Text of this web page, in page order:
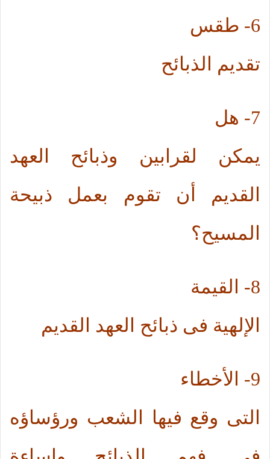
6- طقس
تقديم الذبائح
7-
هل
يمكن لقرابين وذبائح العهد
القديم أن تقوم بعمل ذبيحة
المسيح؟
8-
القيمة
الإلهية فى ذبائح العهد القديم
9-
الأخطاء
التى وقع فيها الشعب ورؤساؤه